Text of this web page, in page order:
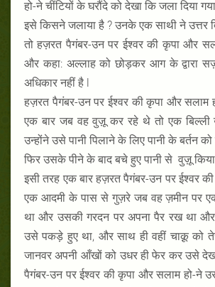
हो-ने चींटियों के घरौंदे को देखा कि जला दिया
इसे किसने जलाया है ? उनके एक साथी ने उत्तर
तो हज़रत पैगंबर-उन पर ईश्वर की कृपा और
और कहा: अल्लाह को छोड़कर आग के द्वारा
अधिकार नहीं है l
हज़रत पैगंबर-उन पर ईश्वर की कृपा और सलाम
एक बार जब वह वुज़ू कर रहे थे तो एक
उन्होंने उसे पानी पिलाने के लिए पानी के बर्तन
फिर उसके पीने के बाद बचे हुए पानी से वुज़ू
इसी तरह एक बार हज़रत पैगंबर-उन पर ईश्वर
एक आदमी के पास से गुज़रे जब वह ज़मीन पर
था और उसकी गरदन पर अपना पैर रख था
उसे पकड़े हुए था, और साथ ही वहीं चाक़ू को
जानवर अपनी आँखों को उधर ही फेर कर उसे
पैगंबर-उन पर ईश्वर की कृपा और सलाम हो-ने